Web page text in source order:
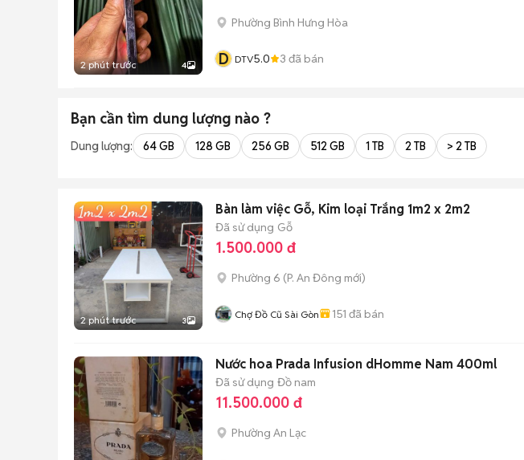
2 phút trước 4
Phường Bình Hưng Hòa
D DTV5.0 3 đã bán
Bạn cần tìm dung lượng nào ?
Dung lượng: 64 GB 128 GB 256 GB 512 GB 1 TB 2 TB > 2 TB
2 phút trước 3
Bàn làm việc Gỗ, Kim loại Trắng 1m2 x 2m2
Đã sử dụng Gỗ
1.500.000 đ
Phường 6 (P. An Đông mới)
Chợ Đồ Cũ Sài Gòn 151 đã bán
Nước hoa Prada Infusion dHomme Nam 400ml
Đã sử dụng Đồ nam
11.500.000 đ
Phường An Lạc